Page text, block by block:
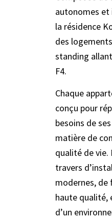
autonomes et
la résidence
des
standing
F4.
Chaque
conçu pour
besoins de
matière de
qualité de
travers
modernes,
haute qualité,
d’un